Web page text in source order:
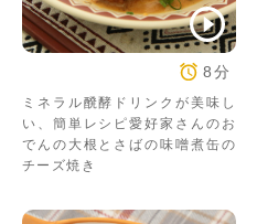
8分
ミネラル醗酵ドリンクが美味し
い、簡単レシピ愛好家さんのお
でんの大根とさばの味噌煮缶の
チーズ焼き